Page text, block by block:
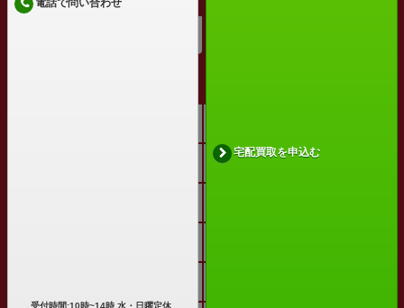
買取の流れ
電話で問い合わせ
受付時間:10時~14時 水・日曜定休
宅配買取を申込む